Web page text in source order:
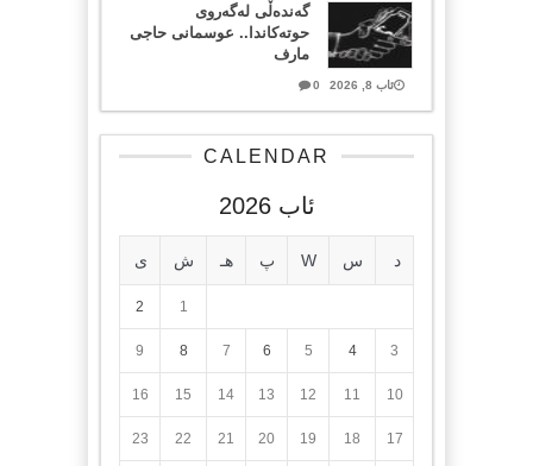
گەندەڵی لەگەروی
حوتەکاندا.. عوسمانی حاجی
مارف
ئاب 8, 2026 0
CALENDAR
ئاب 2026
د س W پ هـ ش ی
1
2
3
4
5
6
7
8
9
10
11
12
13
14
15
16
17
18
19
20
21
22
23